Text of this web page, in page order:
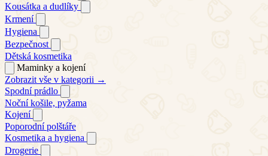
Kousátka a dudlíky
Krmení
Hygiena
Bezpečnost
Dětská kosmetika
Maminky a kojení
Zobrazit vše v kategorii →
Spodní prádlo
Noční košile, pyžama
Kojení
Poporodní polštáře
Kosmetika a hygiena
Drogerie